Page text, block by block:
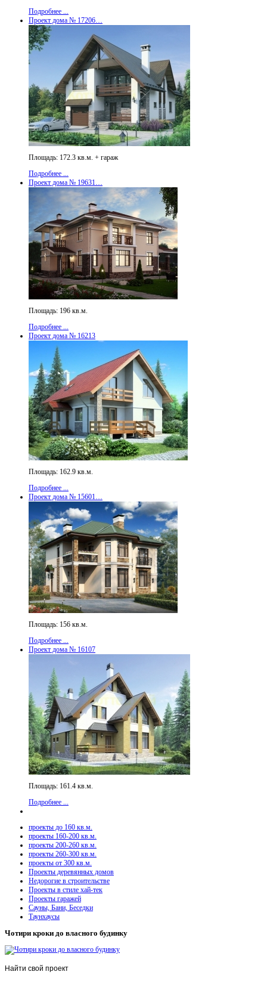
Подробнее ...
Проект дома № 17206…
Площадь: 172.3 кв.м. + гараж
Подробнее ...
Проект дома № 19631…
Площадь: 196 кв.м.
Подробнее ...
Проект дома № 16213
Площадь: 162.9 кв.м.
Подробнее ...
Проект дома № 15601…
Площадь: 156 кв.м.
Подробнее ...
Проект дома № 16107
Площадь: 161.4 кв.м.
Подробнее ...
проекты до 160 кв.м.
проекты 160-200 кв.м.
проекты 200-260 кв.м.
проекты 260-300 кв.м.
проекты от 300 кв.м.
Проекты деревянных домов
Недорогие в строительстве
Проекты в стиле хай-тек
Проекты гаражей
Сауны, Бани, Беседки
Таунхаусы
Чотири кроки до власного будинку
Найти свой проект